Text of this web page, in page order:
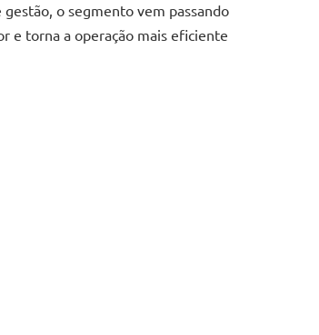
o segmento vem passando
e torna a operação mais eficiente